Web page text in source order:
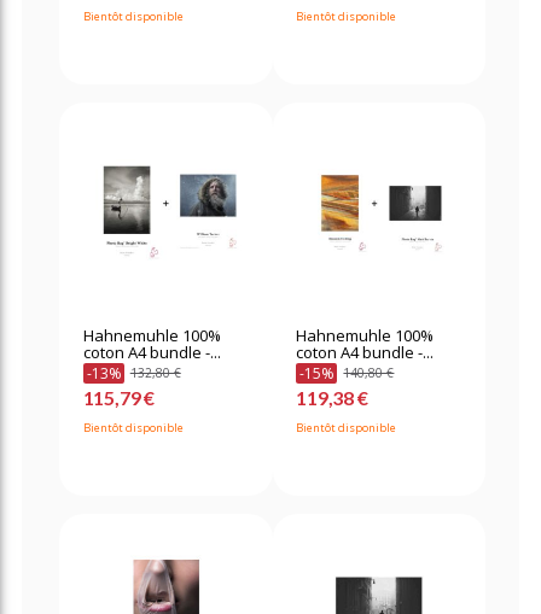
Bientôt disponible Bientôt disponible
Hahnemuhle 100%
coton A4 bundle -...
-13% 132,80 €
115,79 €
Bientôt disponible
Hahnemuhle 100%
coton A4 bundle -...
-15% 140,80 €
119,38 €
Bientôt disponible